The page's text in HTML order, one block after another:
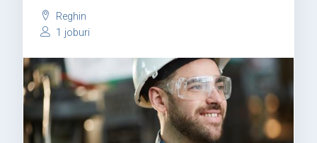
Reghin
1 joburi